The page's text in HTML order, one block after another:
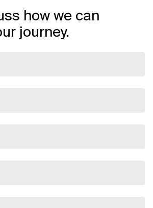
how we can
journey.